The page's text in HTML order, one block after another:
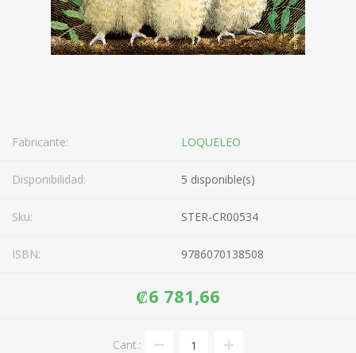
Fabricante: LOQUELEO
Disponibilidad: 5 disponible(s)
Sku: STER-CR00534
ISBN: 9786070138508
₡6 781,66
Cant.: